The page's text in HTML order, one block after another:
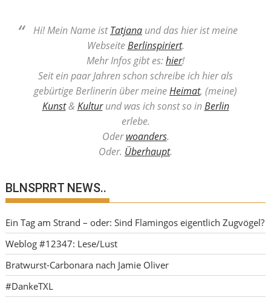
Hi! Mein Name istTatjana und das hier ist meine
WebseiteBerlinspiriert.
Mehr Infos gibt es:hier!
Seit ein paar Jahren schon schreibe ich hier als
gebürtige Berlinerin über meineHeimat, (meine)
Kunst& Kulturund was ich sonst so inBerlin
erlebe.
Oderwoanders.
Oder. Überhaupt.
BLNSPRRT NEWS..
Ein Tag am Strand – oder: Sind Flamingos eigentlich Zugvögel?
Weblog #12347: Lese/Lust
Bratwurst-Carbonara nach Jamie Oliver
#DankeTXL